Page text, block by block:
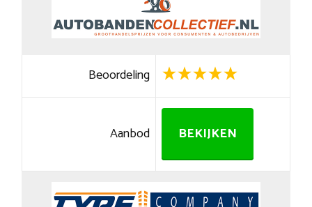
Beoordeling
Aanbod BEKIJKEN